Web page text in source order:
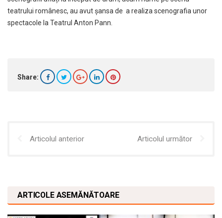
teatrului românesc, au avut șansa de a realiza scenografia unor
spectacole la Teatrul Anton Pann.
Share:
Articolul anterior Articolul următor
ARTICOLE ASEMĂNĂTOARE